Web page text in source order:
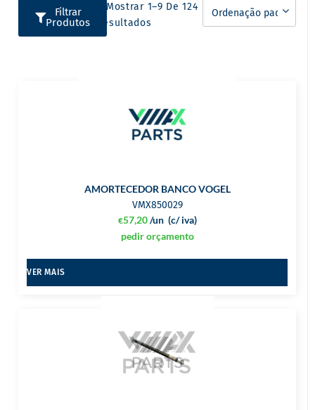
Filtrar
Produtos
A Mostrar 1–9 De 124
Resultados
AMORTECEDOR BANCO VOGEL
VMX850029
€57,20 (c/ iva)
/un
pedir orçamento
VER MAIS